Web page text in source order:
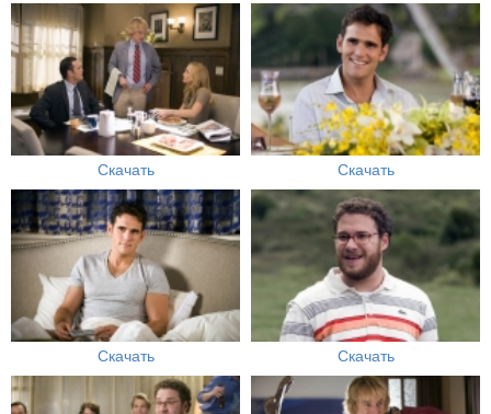
Скачать Скачать
Скачать Скачать